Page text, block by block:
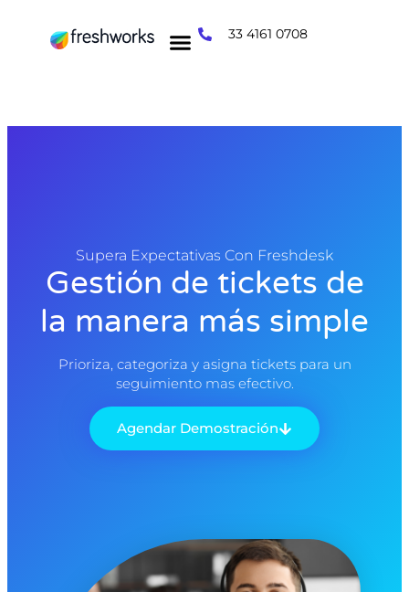
33 4161 0708
Supera Expectativas Con Freshdesk
Gestión de tickets de
la manera más simple
Prioriza, categoriza y asigna tickets para un
seguimiento mas efectivo.
Agendar Demostración